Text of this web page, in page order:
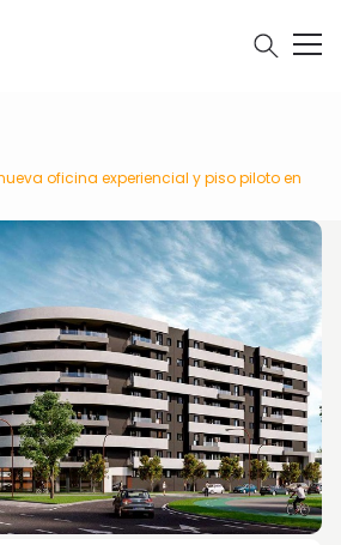
oficina experiencial y piso piloto en